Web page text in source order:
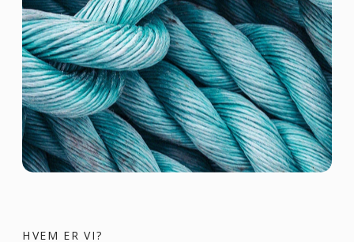
HVEM ER VI?